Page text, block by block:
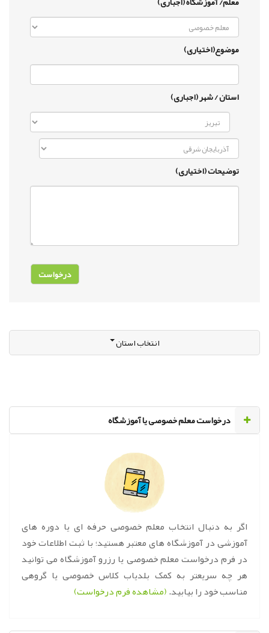
موضوع(اختیاری)
استان / شهر (اجباری)
توضیحات (اختیاری)
انتخاب استان
‌درخواست معلم خصوصی یا آموزشگاه
اگر به دنبال انتخاب معلم خصوصی حرفه ای یا دوره های
آموزشی در آموزشگاه های معتبر هستید؛ با ثبت اطلاعات خود
در فرم درخواست معلم خصوصی یا رزرو آموزشگاه می توانید
هر چه سریعتر به کمک بلدیاب کلاس خصوصی یا گروهی
مناسب خود را بیابید.(مشاهده فرم درخواست)